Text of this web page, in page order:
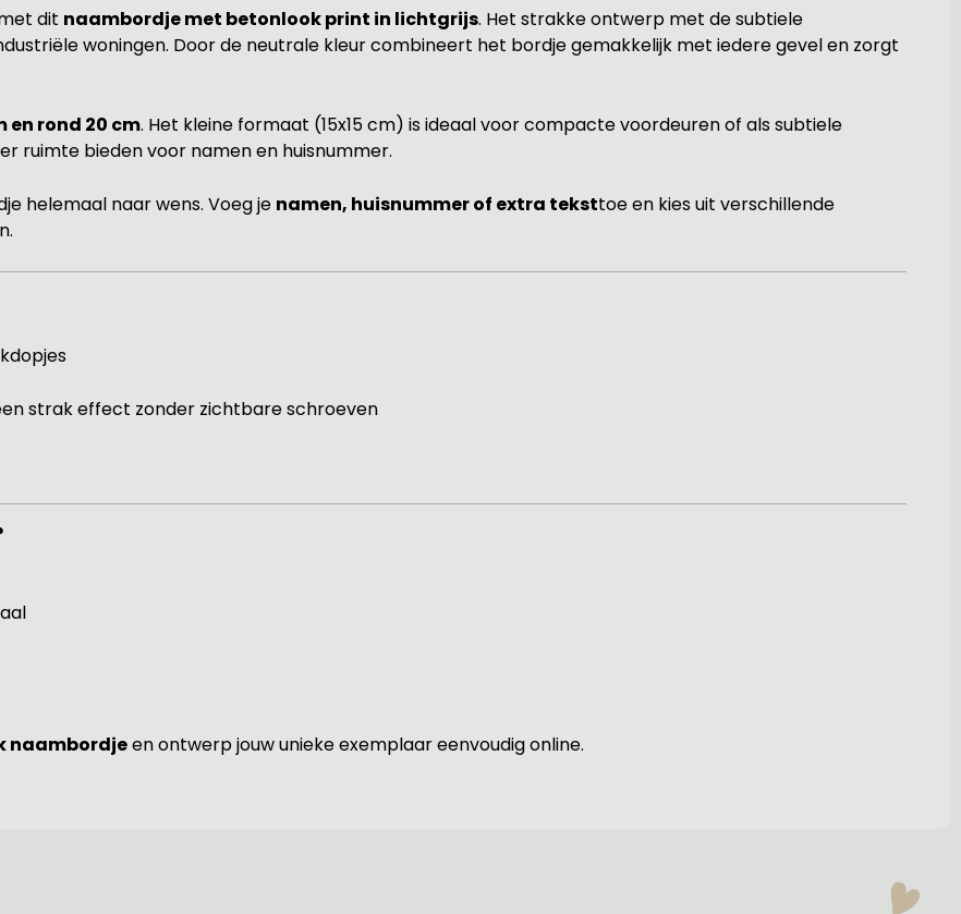
dit naambordje met betonlook print in lichtgrijs. Het strakke ontwerp met de subtiele
woningen. Door de neutrale kleur combineert het bordje gemakkelijk met iedere gevel en zorgt
en rond 20 cm. Het kleine formaat (15x15 cm) is ideaal voor compacte voordeuren of als subtiele
ruimte bieden voor namen en huisnummer.
helemaal naar wens. Voeg je namen, huisnummer of extra teksttoe en kies uit verschillende
strak effect zonder zichtbare schroeven
naambordjeen ontwerp jouw unieke exemplaar eenvoudig online.